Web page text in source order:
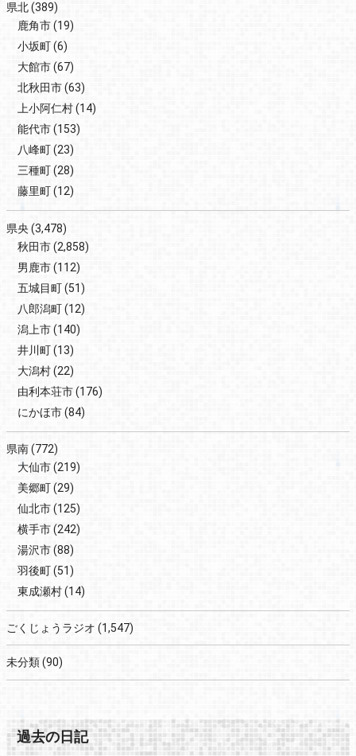
県北(389)
鹿角市(19)
小坂町(6)
大館市(67)
北秋田市(63)
上小阿仁村(14)
能代市(153)
八峰町(23)
三種町(28)
藤里町(12)
県央(3,478)
秋田市(2,858)
男鹿市(112)
五城目町(51)
八郎潟町(12)
潟上市(140)
井川町(13)
大潟村(22)
由利本荘市(176)
にかほ市(84)
県南(772)
大仙市(219)
美郷町(29)
仙北市(125)
横手市(242)
湯沢市(88)
羽後町(51)
東成瀬村(14)
ごくじょうラジオ (1,547)
未分類(90)
過去の日記